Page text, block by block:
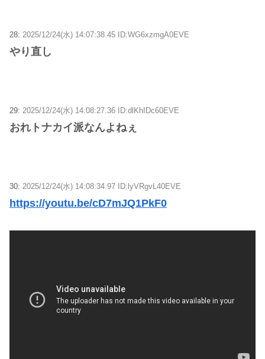
28: 2025/12/24(水) 14:07:38.45 ID:WG6xzmgA0EVE
やり直し
29: 2025/12/24(水) 14:08:27.36 ID:dlKhIDc60EVE
おれトナカイ派なんよねぇ
30: 2025/12/24(水) 14:08:34.97 ID:lyVRgvL40EVE
https://youtu.be/cD7mJQ1PkF0